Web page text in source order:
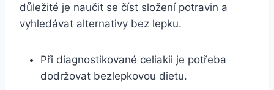
důležité je naučit se číst složení potravin a
vyhledávat alternativy bez lepku.
Při diagnostikované celiakii je potřeba
dodržovat bezlepkovou dietu.